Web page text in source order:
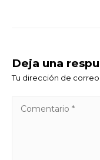
Deja una
Tu dirección de